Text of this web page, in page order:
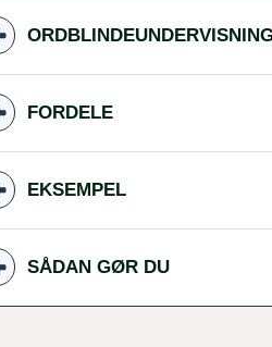
FORDELE
EKSEMPEL
SÅDAN GØR DU